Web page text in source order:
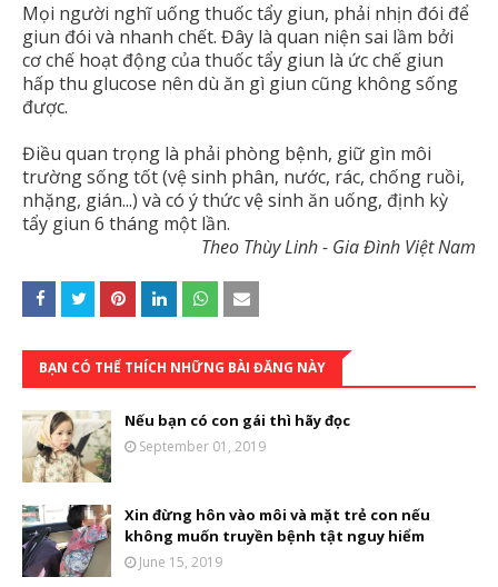
Mọi người nghĩ uống thuốc tẩy giun, phải nhịn đói để
giun đói và nhanh chết. Đây là quan niện sai lầm bởi
cơ chế hoạt động của thuốc tẩy giun là ức chế giun
hấp thu glucose nên dù ăn gì giun cũng không sống
được.
Điều quan trọng là phải phòng bệnh, giữ gìn môi
trường sống tốt (vệ sinh phân, nước, rác, chống ruồi,
nhặng, gián...) và có ý thức vệ sinh ăn uống, định kỳ
tẩy giun 6 tháng một lần.
Theo Thùy Linh - Gia Đình Việt Nam
BẠN CÓ THỂ THÍCH NHỮNG BÀI ĐĂNG NÀY
Nếu bạn có con gái thì hãy đọc
September 01, 2019
Xin đừng hôn vào môi và mặt trẻ con nếu
không muốn truyền bệnh tật nguy hiểm
June 15, 2019